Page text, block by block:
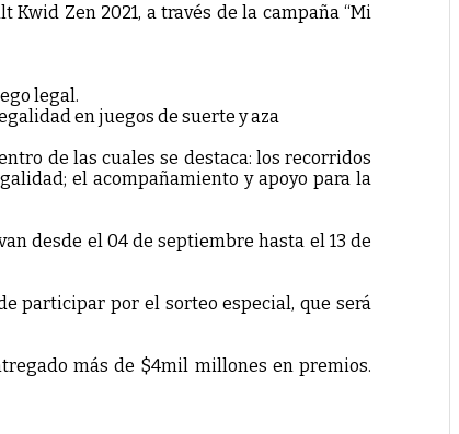
Zen 2021, a través de la campaña “Mi
legal.
en juegos de suerte y aza
de las cuales se destaca: los recorridos
el acompañamiento y apoyo para la
desde el 04 de septiembre hasta el 13 de
participar por el sorteo especial, que será
más de $4mil millones en premios.